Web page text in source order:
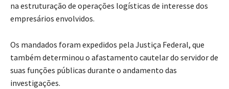
na estruturação de operações logísticas de interesse dos
empresários envolvidos.
Os mandados foram expedidos pela Justiça Federal, que
também determinou o afastamento cautelar do servidor de
suas funções públicas durante o andamento das
investigações.